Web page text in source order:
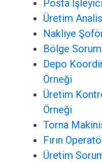
Posta
Üretim
Nakliye
Bölge
Depo
Örneği
Üretim
Örneği
Torna
Fırın
Üretim